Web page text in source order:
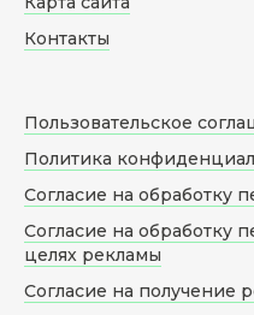
Контакты
Пользовательское
Политика
Согласие на обработку
Согласие на обработку
целях рекламы
Согласие на получение